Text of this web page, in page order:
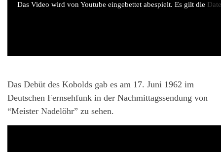
Das Video wird von Youtube eingebettet abespielt. Es gilt die
Das Debüt des Kobolds gab es am 17. Juni 1962 im
Deutschen Fernsehfunk in der Nachmittagssendung von
“Meister Nadelöhr” zu sehen.